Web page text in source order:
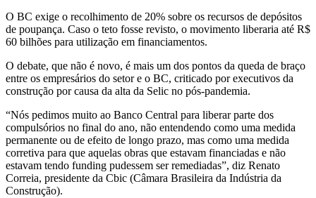
O BC exige o recolhimento de 20% sobre os recursos de depósitos
de poupança. Caso o teto fosse revisto, o movimento liberaria até R$
60 bilhões para utilização em financiamentos.
O debate, que não é novo, é mais um dos pontos da queda de braço
entre os empresários do setor e o BC, criticado por executivos da
construção por causa da alta da Selic no pós-pandemia.
“Nós pedimos muito ao Banco Central para liberar parte dos
compulsórios no final do ano, não entendendo como uma medida
permanente ou de efeito de longo prazo, mas como uma medida
corretiva para que aquelas obras que estavam financiadas e não
estavam tendo funding pudessem ser remediadas”, diz Renato
Correia, presidente da Cbic (Câmara Brasileira da Indústria da
Construção).